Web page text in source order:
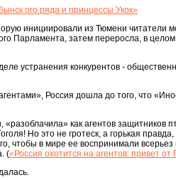
ого ряда и принцессы Укок»
инициировали из Тюмени читатели
Парламента, затем переросла, в
устранения конкурентов -
Россия дошла до того, что
как агентов защитников
Но это не гротеск, а горькая
чтобы в мире ее воспринимали всерьез
(«Россия охотится на агентов: привет от